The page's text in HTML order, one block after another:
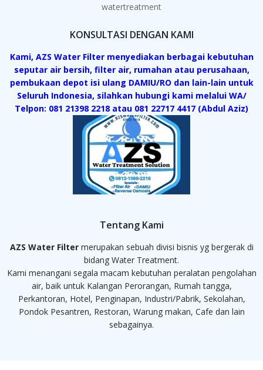
watertreatment
KONSULTASI DENGAN KAMI
Kami, AZS Water Filter menyediakan berbagai kebutuhan
seputar air bersih, filter air, rumahan atau perusahaan,
pembukaan depot isi ulang DAMIU/RO dan lain-lain untuk
Seluruh Indonesia, silahkan hubungi kami melalui WA/
Telpon: 081 21398 2218 atau 081 22717 4417 (Abdul Aziz)
Tentang Kami
AZS Water Filtermerupakan sebuah divisi bisnis yg bergerak di
bidang Water Treatment.
Kami menangani segala macam kebutuhan peralatan pengolahan
air, baik untuk Kalangan Perorangan, Rumah tangga,
Perkantoran, Hotel, Penginapan, Industri/Pabrik, Sekolahan,
Pondok Pesantren, Restoran, Warung makan, Cafe dan lain
sebagainya.